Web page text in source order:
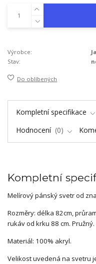
Výrobce:
Stav:
Do oblíbených
Kompletní specifikace
Hodnocení
0
Kompletní
Melírový pánský svetr od
Rozměry: délka 82cm,
rukáv od krku 88 cm. Pružný.
Materiál: 100% akryl.
Velikost uvedená na svetru